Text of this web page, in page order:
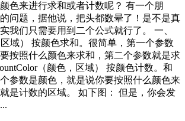
色来进行求和或者计数呢？ 有一个朋
问题，据他说，把头都数晕了！是不是真
我们只需要用到二个公式就行了。 一、
域） 按颜色求和。很简单，第一个参数
按照什么颜色来求和，第二个参数就是求
（颜色，区域） 按颜色计数。和
参数是颜色，就是说你要按照什么颜色来
是计数的区域。 如下图： 但是，你会发